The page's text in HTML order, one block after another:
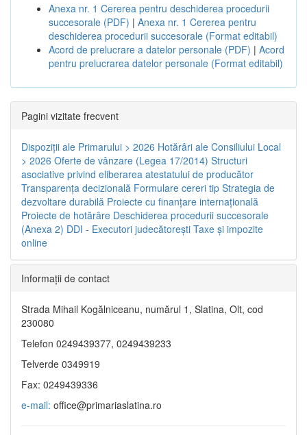
Anexa nr. 1 Cererea pentru deschiderea procedurii
succesorale (PDF) | Anexa nr. 1 Cererea pentru
deschiderea procedurii succesorale (Format editabil)
Acord de prelucrare a datelor personale (PDF) | Acord
pentru prelucrarea datelor personale (Format editabil)
Pagini vizitate frecvent
Dispoziţii ale Primarului > 2026 Hotărâri ale Consiliului Local
> 2026 Oferte de vânzare (Legea 17/2014) Structuri
asociative privind eliberarea atestatului de producător
Transparenţa decizională Formulare cereri tip Strategia de
dezvoltare durabilă Proiecte cu finanţare internaţională
Proiecte de hotărâre Deschiderea procedurii succesorale
(Anexa 2) DDI - Executori judecătorești Taxe şi impozite
online
Informaţii de contact
Strada Mihail Kogălniceanu, numărul 1, Slatina, Olt, cod
230080
Telefon 0249439377, 0249439233
Telverde 0349919
Fax: 0249439336
e-mail: office@primariaslatina.ro